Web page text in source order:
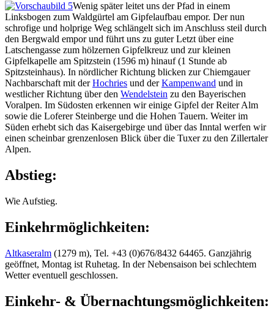
Wenig später leitet uns der Pfad in einem
Linksbogen zum Waldgürtel am Gipfelaufbau empor. Der nun
schrofige und holprige Weg schlängelt sich im Anschluss steil durch
den Bergwald empor und führt uns zu guter Letzt über eine
Latschengasse zum hölzernen Gipfelkreuz und zur kleinen
Gipfelkapelle am Spitzstein (1596 m) hinauf (1 Stunde ab
Spitzsteinhaus). In nördlicher Richtung blicken zur Chiemgauer
Nachbarschaft mit derHochries und derKampenwand und in
westlicher Richtung über den Wendelstein zu den Bayerischen
Voralpen. Im Südosten erkennen wir einige Gipfel der Reiter Alm
sowie die Loferer Steinberge und die Hohen Tauern. Weiter im
Süden erhebt sich das Kaisergebirge und über das Inntal werfen wir
einen scheinbar grenzenlosen Blick über die Tuxer zu den Zillertaler
Alpen.
Abstieg:
Wie Aufstieg.
Einkehrmöglichkeiten:
Altkaseralm (1279 m), Tel. +43 (0)676/8432 64465. Ganzjährig
geöffnet, Montag ist Ruhetag. In der Nebensaison bei schlechtem
Wetter eventuell geschlossen.
Einkehr- & Übernachtungsmöglichkeiten: